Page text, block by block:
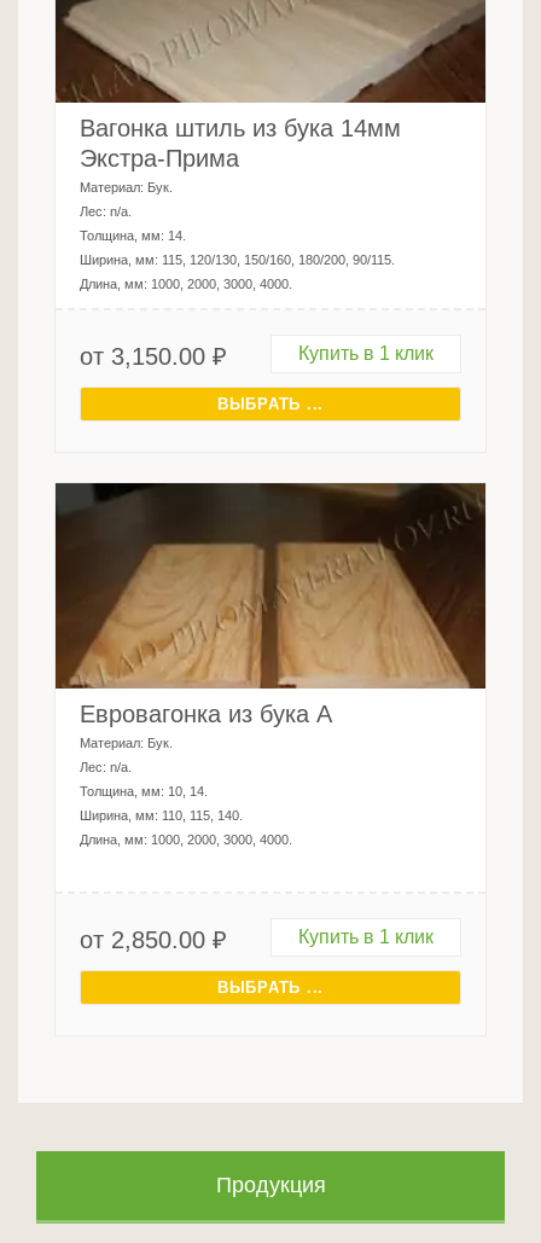
Продукция
Вагонка штиль из бука 14мм
Экстра-Прима
Материал: Бук
Лес: n/a
Толщина, мм: 14
Ширина, мм: 115, 120/130, 150/160, 180/200, 90/115
Длина, мм: 1000, 2000, 3000, 4000
от 3,150.00 ₽ Купить в 1 клик
ВЫБРАТЬ ...
Евровагонка из бука A
Материал: Бук
Лес: n/a
Толщина, мм: 10, 14
Ширина, мм: 110, 115, 140
Длина, мм: 1000, 2000, 3000, 4000
от 2,850.00 ₽ Купить в 1 клик
ВЫБРАТЬ ...